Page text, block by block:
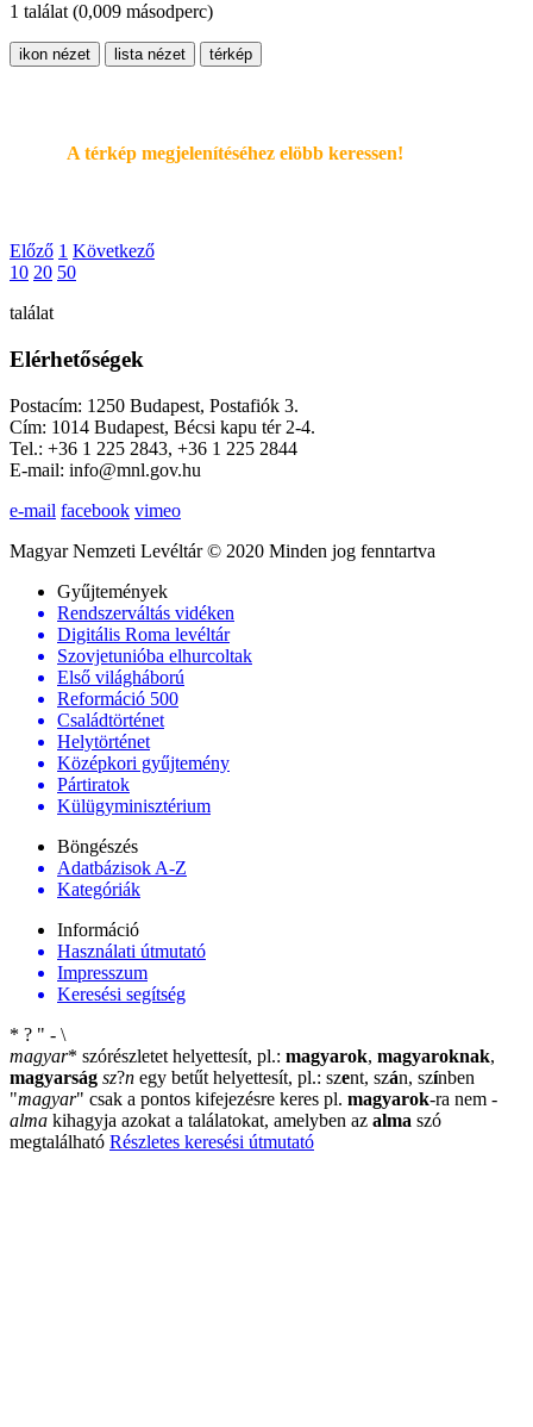
1 találat (0,009 másodperc)
ikon nézet lista nézet térkép
A térkép megjelenítéséhez elöbb keressen!
Előző 1 Következő
10 20 50
találat
Elérhetőségek
Postacím: 1250 Budapest, Postafiók 3.
Cím: 1014 Budapest, Bécsi kapu tér 2-4.
Tel.: +36 1 225 2843, +36 1 225 2844
E-mail: info@mnl.gov.hu
e-mail facebook vimeo
Magyar Nemzeti Levéltár © 2020 Minden jog fenntartva
Gyűjtemények
Rendszerváltás vidéken
Digitális Roma levéltár
Szovjetunióba elhurcoltak
Első világháború
Reformáció 500
Családtörténet
Helytörténet
Középkori gyűjtemény
Pártiratok
Külügyminisztérium
Böngészés
Adatbázisok A-Z
Kategóriák
Információ
Használati útmutató
Impresszum
Keresési segítség
* ? " - \
magyar* szórészletet helyettesít, pl.: magyarok, magyaroknak,
magyarság sz?n egy betűt helyettesít, pl.: szent, szán, színben
"magyar" csak a pontos kifejezésre keres pl. magyarok-ra nem -
alma kihagyja azokat a találatokat, amelyben az alma szó
megtalálható Részletes keresési útmutató